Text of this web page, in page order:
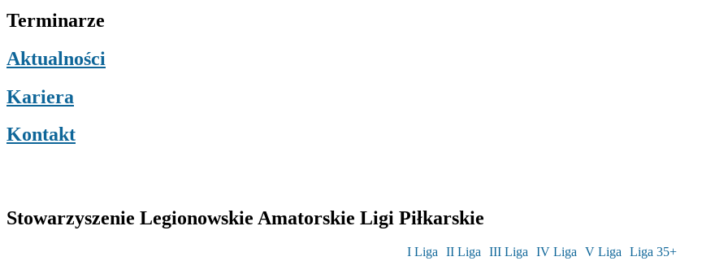
Terminarze
Aktualności
Kariera
Kontakt
Stowarzyszenie Legionowskie Amatorskie Ligi Piłkarskie
I Liga II Liga III Liga IV Liga V Liga
Liga 35+